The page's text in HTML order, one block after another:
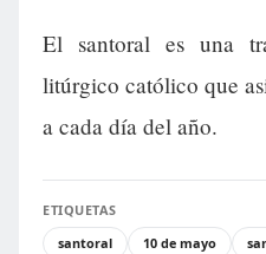
El santoral es una
litúrgico católico que
a cada día del año.
ETIQUETAS
santoral
10 de mayo